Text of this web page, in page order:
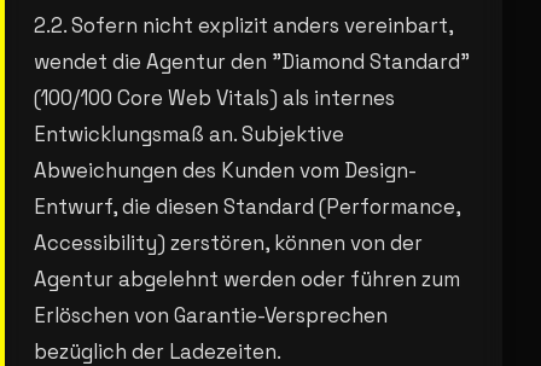
2.2. Sofern nicht explizit anders vereinbart,
wendet die Agentur den "Diamond Standard"
(100/100 Core Web Vitals) als internes
Entwicklungsmaß an. Subjektive
Abweichungen des Kunden vom Design-
Entwurf, die diesen Standard (Performance,
Accessibility) zerstören, können von der
Agentur abgelehnt werden oder führen zum
Erlöschen von Garantie-Versprechen
bezüglich der Ladezeiten.